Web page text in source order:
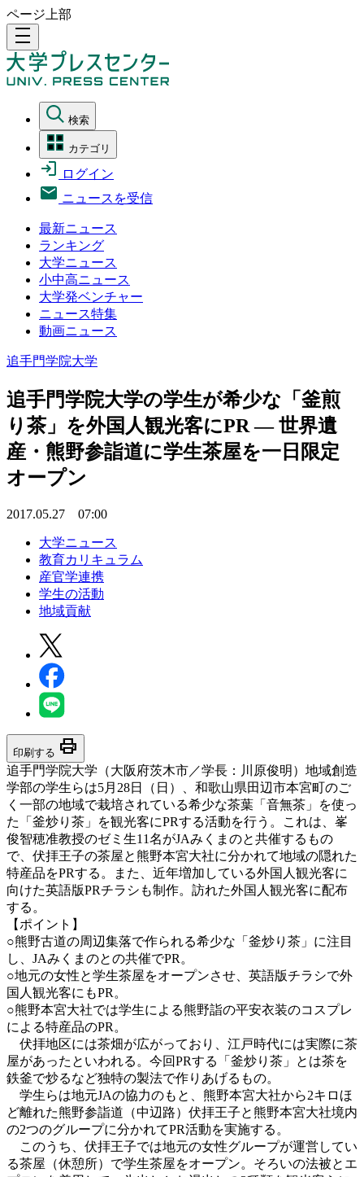
ページ上部
density_medium
検索
カテゴリ
ログイン
ニュースを受信
最新ニュース
ランキング
大学ニュース
小中高ニュース
大学発ベンチャー
ニュース特集
動画ニュース
追手門学院大学
追手門学院大学の学生が希少な「釜煎
り茶」を外国人観光客にPR — 世界遺
産・熊野参詣道に学生茶屋を一日限定
オープン
2017.05.27 07:00
大学ニュース
教育カリキュラム
産官学連携
学生の活動
地域貢献
印刷する print
追手門学院大学（大阪府茨木市／学長：川原俊明）地域創造
学部の学生らは5月28日（日）、和歌山県田辺市本宮町のご
く一部の地域で栽培されている希少な茶葉「音無茶」を使っ
た「釜炒り茶」を観光客にPRする活動を行う。これは、峯
俊智穂准教授のゼミ生11名がJAみくまのと共催するもの
で、伏拝王子の茶屋と熊野本宮大社に分かれて地域の隠れた
特産品をPRする。また、近年増加している外国人観光客に
向けた英語版PRチラシも制作。訪れた外国人観光客に配布
する。
【ポイント】
○熊野古道の周辺集落で作られる希少な「釜炒り茶」に注目
し、JAみくまのとの共催でPR。
○地元の女性と学生茶屋をオープンさせ、英語版チラシで外
国人観光客にもPR。
○熊野本宮大社では学生による熊野詣の平安衣装のコスプレ
による特産品のPR。
伏拝地区には茶畑が広がっており、江戸時代には実際に茶
屋があったといわれる。今回PRする「釜炒り茶」とは茶を
鉄釜で炒るなど独特の製法で作りあげるもの。
学生らは地元JAの協力のもと、熊野本宮大社から2キロほ
ど離れた熊野参詣道（中辺路）伏拝王子と熊野本宮大社境内
の2つのグループに分かれてPR活動を実施する。
このうち、伏拝王子では地元の女性グループが運営してい
る茶屋（休憩所）で学生茶屋をオープン。そろいの法被とエ